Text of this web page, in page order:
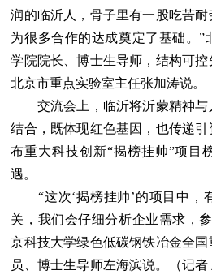
润的临沂人，骨子里有一股吃苦
为很多合作的达成奠定了基础。”
学院院长、博士生导师，结构可
北京市重点实验室主任张加涛说。
交流会上，临沂将沂蒙精神与
结合，既体现红色基因，也传递
布重大科技创新“揭榜挂帅”项目
遇。
“这次‘揭榜挂帅’的项目中，
关，我们会仔细分析企业需求，
京科技大学绿色低碳钢铁冶金全
员、博士生导师左海滨说。（记